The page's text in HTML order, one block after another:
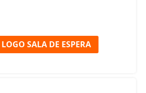
SALA DE ESPERA